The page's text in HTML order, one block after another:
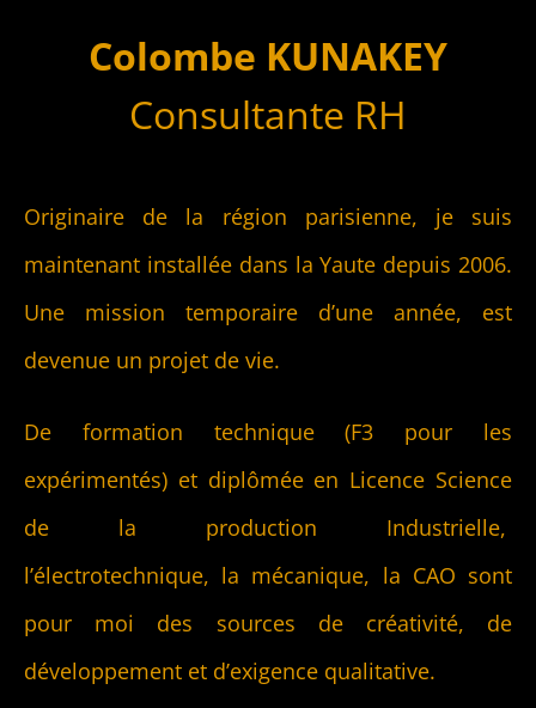
Colombe KUNAKEY
Consultante RH
Originaire de la région parisienne, je suis
maintenant installée dans la Yaute depuis 2006.
Une mission temporaire d’une année, est
devenue un projet de vie.
De formation technique (F3 pour les
expérimentés) et diplômée en Licence Science
de la production Industrielle,
l’électrotechnique, la mécanique, la CAO sont
pour moi des sources de créativité, de
développement et d’exigence qualitative.